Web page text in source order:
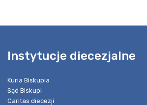
Instytucje diecezjalne
Kuria Biskupia
Sąd Biskupi
Caritas diecezji